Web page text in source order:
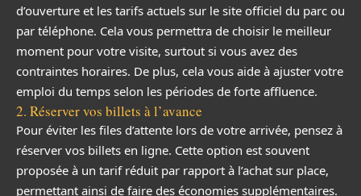
d’ouverture et les tarifs actuels sur le site officiel du parc ou
par téléphone. Cela vous permettra de choisir le meilleur
moment pour votre visite, surtout si vous avez des
contraintes horaires. De plus, cela vous aide à ajuster votre
emploi du temps selon les périodes de forte affluence.
2. Réserver vos billets à l’avance
Pour éviter les files d’attente lors de votre arrivée, pensez à
réserver vos billets en ligne. Cette option est souvent
proposée à un tarif réduit par rapport à l’achat sur place,
permettant ainsi de faire des économies supplémentaires.